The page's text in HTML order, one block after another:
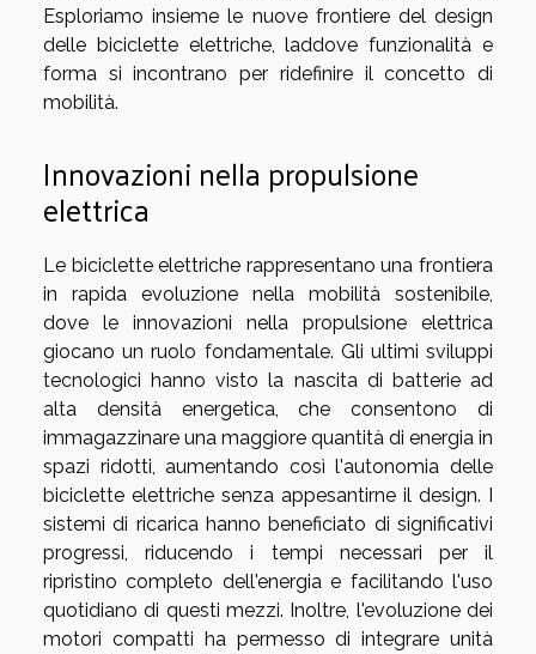
Esploriamo insieme le nuove frontiere del design
delle biciclette elettriche, laddove funzionalità e
forma si incontrano per ridefinire il concetto di
mobilità.
Innovazioni nella propulsione
elettrica
Le biciclette elettriche rappresentano una frontiera
in rapida evoluzione nella mobilità sostenibile,
dove le innovazioni nella propulsione elettrica
giocano un ruolo fondamentale. Gli ultimi sviluppi
tecnologici hanno visto la nascita di batterie ad
alta densità energetica, che consentono di
immagazzinare una maggiore quantità di energia in
spazi ridotti, aumentando così l'autonomia delle
biciclette elettriche senza appesantirne il design. I
sistemi di ricarica hanno beneficiato di significativi
progressi, riducendo i tempi necessari per il
ripristino completo dell'energia e facilitando l'uso
quotidiano di questi mezzi. Inoltre, l'evoluzione dei
motori compatti ha permesso di integrare unità